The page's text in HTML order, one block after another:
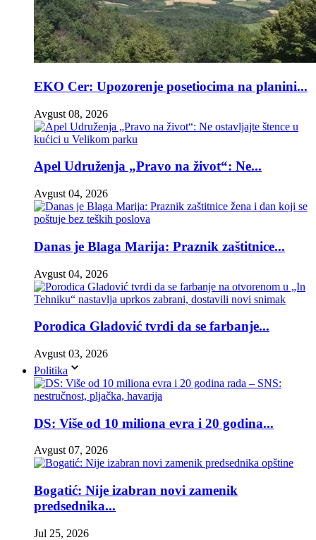
EKO Cer: Upozorenje posetiocima na planini...
Avgust 08, 2026
Apel Udruženja „Pravo na život“: Ne...
Avgust 04, 2026
Danas je Blaga Marija: Praznik zaštitnice...
Avgust 04, 2026
Porodica Gladović tvrdi da se farbanje...
Avgust 03, 2026
Politika
DS: Više od 10 miliona evra i 20 godina...
Avgust 07, 2026
Bogatić: Nije izabran novi zamenik
predsednika...
Jul 25, 2026